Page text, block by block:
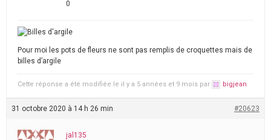
0
Pour moi les pots de fleurs ne sont pas remplis de croquettes mais de
billes d’argile
Cette réponse a été modifiée le il y a 5 années et 9 mois par bigjean.
31 octobre 2020 à 14 h 26 min #20623
jal135